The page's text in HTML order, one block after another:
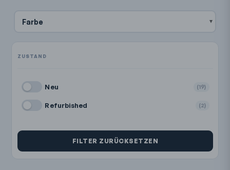
Farbe
Neu (19)
Refurbished (2)
FILTER ZURÜCKSETZEN